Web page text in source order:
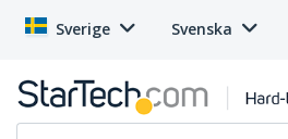
Sverige Svenska